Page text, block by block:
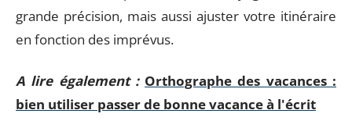
grande précision, mais aussi ajuster votre itinéraire
en fonction des imprévus.
A lire également : Orthographe des vacances :
bien utiliser passer de bonne vacance à l'écrit